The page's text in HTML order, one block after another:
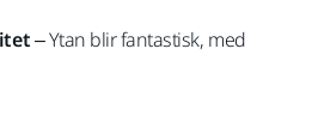
– Ytan blir fantastisk, med